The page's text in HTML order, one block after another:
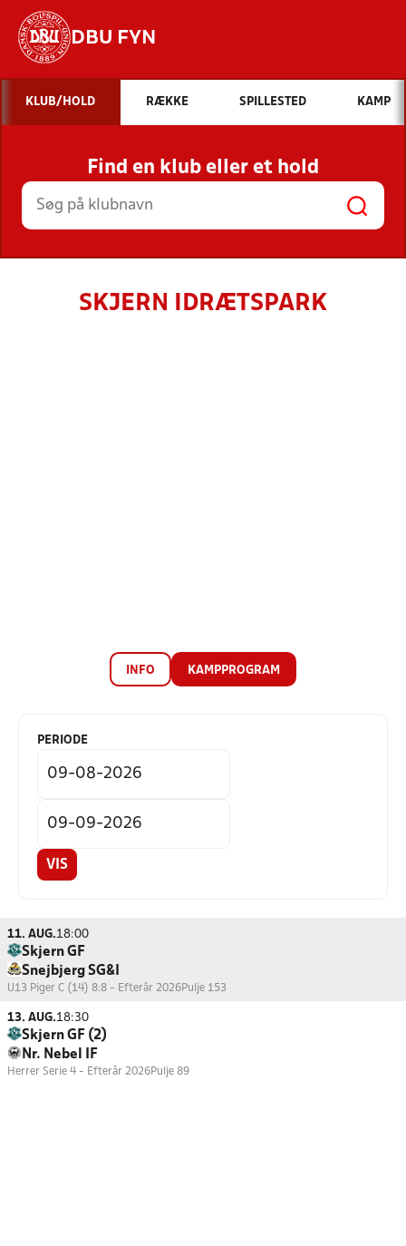
DBU FYN
Hvad vil du søge efter?
INDHOLD OG NYHEDER
STILLINGER, RESULTATER, KLUBBER OG
HOLD
KLUB/HOLD RÆKKE SPILLESTED KAMP
Find en klub eller et hold
SKJERN IDRÆTSPARK
INFO KAMPPROGRAM
PERIODE
VIS
11. AUG.18:00
Skjern GF
Snejbjerg SG&I
U13 Piger C (14) 8:8 - Efterår 2026Pulje 153
13. AUG.18:30
Skjern GF (2)
Nr. Nebel IF
Herrer Serie 4 - Efterår 2026Pulje 89